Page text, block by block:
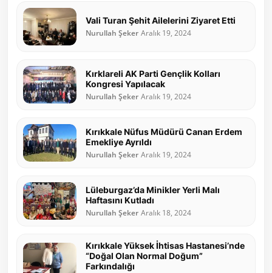
Vali Turan Şehit Ailelerini Ziyaret Etti
Nurullah Şeker Aralık 19, 2024
Kırklareli AK Parti Gençlik Kolları
Kongresi Yapılacak
Nurullah Şeker Aralık 19, 2024
Kırıkkale Nüfus Müdürü Canan Erdem
Emekliye Ayrıldı
Nurullah Şeker Aralık 19, 2024
Lüleburgaz’da Minikler Yerli Malı
Haftasını Kutladı
Nurullah Şeker Aralık 18, 2024
Kırıkkale Yüksek İhtisas Hastanesi’nde
“Doğal Olan Normal Doğum”
Farkındalığı